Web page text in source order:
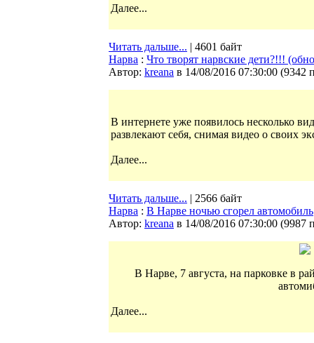
Далее...
Читать дальше... | 4601 байт
Нарва : Что творят нарвские дети?!!!
Автор: kreana в 14/08/2016 07:30:00 (9342
В интернете уже появилось несколько
развлекают себя, снимая видео о своих
Далее...
Читать дальше... | 2566 байт
Нарва : В Нарве ночью сгорел автомобиль
Автор: kreana в 14/08/2016 07:30:00 (9987
В Нарве, 7 августа, на парковке в
Далее...